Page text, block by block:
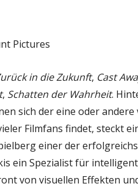
Pictures
in die Zukunft, Cast
, Schatten der Wahrheit.
sich der eine oder
Filmfans findet, steckt
einer der
ein Spezialist für
von visuellen Effekten